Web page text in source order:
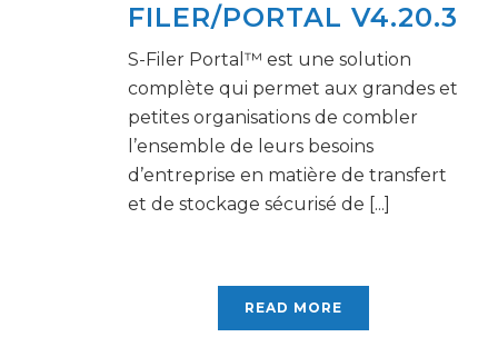
FILER/PORTAL V4.20.3
S-Filer Portal™ est une solution
complète qui permet aux grandes et
petites organisations de combler
l’ensemble de leurs besoins
d’entreprise en matière de transfert
et de stockage sécurisé de [...]
READ MORE